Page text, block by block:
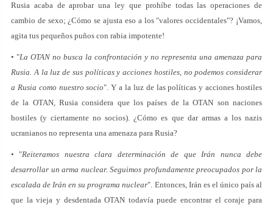
Rusia acaba de aprobar una ley que prohíbe todas las operaciones de
cambio de sexo; ¿Cómo se ajusta eso a los "valores occidentales"? ¡Vamos,
agita tus pequeños puños con rabia impotente!
• "La OTAN no busca la confrontación y no representa una amenaza para
Rusia. A la luz de sus políticas y acciones hostiles, no podemos considerar
a Rusia como nuestro socio". Y a la luz de las políticas y acciones hostiles
de la OTAN, Rusia considera que los países de la OTAN son naciones
hostiles (y ciertamente no socios). ¿Cómo es que dar armas a los nazis
ucranianos no representa una amenaza para Rusia?
• "Reiteramos nuestra clara determinación de que Irán nunca debe
desarrollar un arma nuclear. Seguimos profundamente preocupados por la
escalada de Irán en su programa nuclear". Entonces, Irán es el único país al
que la vieja y desdentada OTAN todavía puede encontrar el coraje para